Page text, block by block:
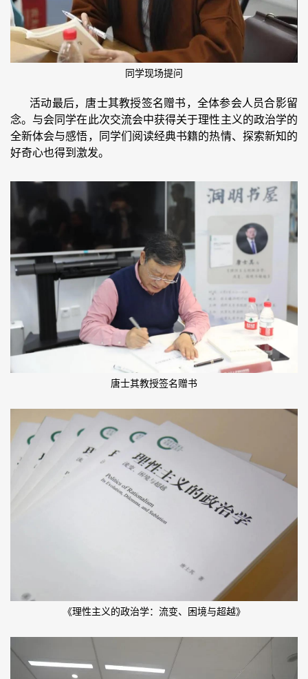
同学现场提问
活动最后，唐士其教授签名赠书，全体参会人员合影留
念。与会同学在此次交流会中获得关于理性主义的政治学的
全新体会与感悟，同学们阅读经典书籍的热情、探索新知的
好奇心也得到激发。
唐士其教授签名赠书
《理性主义的政治学：流变、困境与超越》